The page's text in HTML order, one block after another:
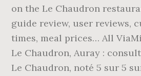
on the Le Chaudron
guide review, user reviews,
times, meal prices… All
Le Chaudron, Auray :
Le Chaudron, noté 5 sur 5